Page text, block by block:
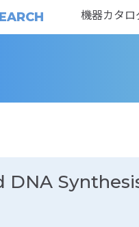
機器カタロ
DNA